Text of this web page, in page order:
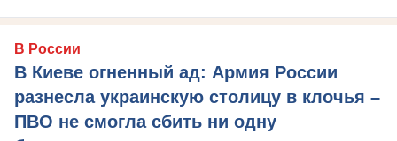
В России
В Киеве огненный ад: Армия России
разнесла украинскую столицу в клочья –
ПВО не смогла сбить ни одну